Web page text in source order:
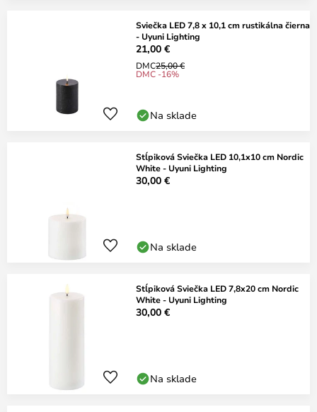
Sviečka LED 7,8 x 10,1 cm rustikálna čierna
- Uyuni Lighting
21,00 €
DMC25,00 €
DMC -16%
Na sklade
Stĺpiková Sviečka LED 10,1x10 cm Nordic
White - Uyuni Lighting
30,00 €
Na sklade
Stĺpiková Sviečka LED 7,8x20 cm Nordic
White - Uyuni Lighting
30,00 €
Na sklade